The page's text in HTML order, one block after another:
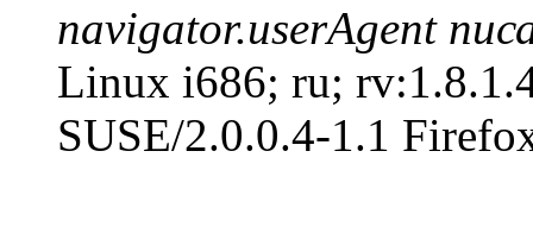
navigator.userAgent
Linux i686; ru;
SUSE/2.0.0.4-1.1